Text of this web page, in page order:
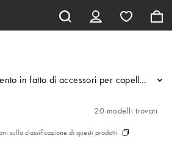
in fatto di accessori per capelli,
...
20 modelli trovati
sulla classificazione di questi prodotti